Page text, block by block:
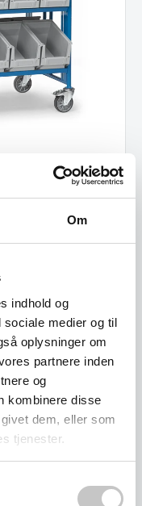
Om
indhold og
medier og til
oplysninger om
partnere inden
og
kombinere disse
dem, eller som
tjenester.